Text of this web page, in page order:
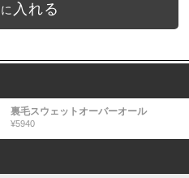
に 入れる
裏毛スウェットオーバーオール
¥5940